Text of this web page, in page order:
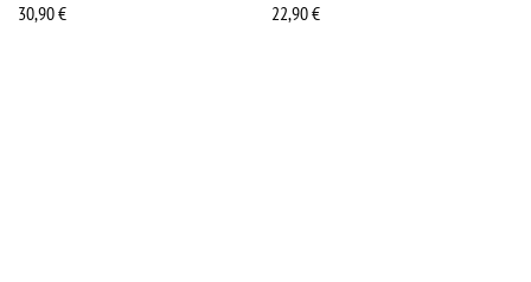
30,90€
22,90€